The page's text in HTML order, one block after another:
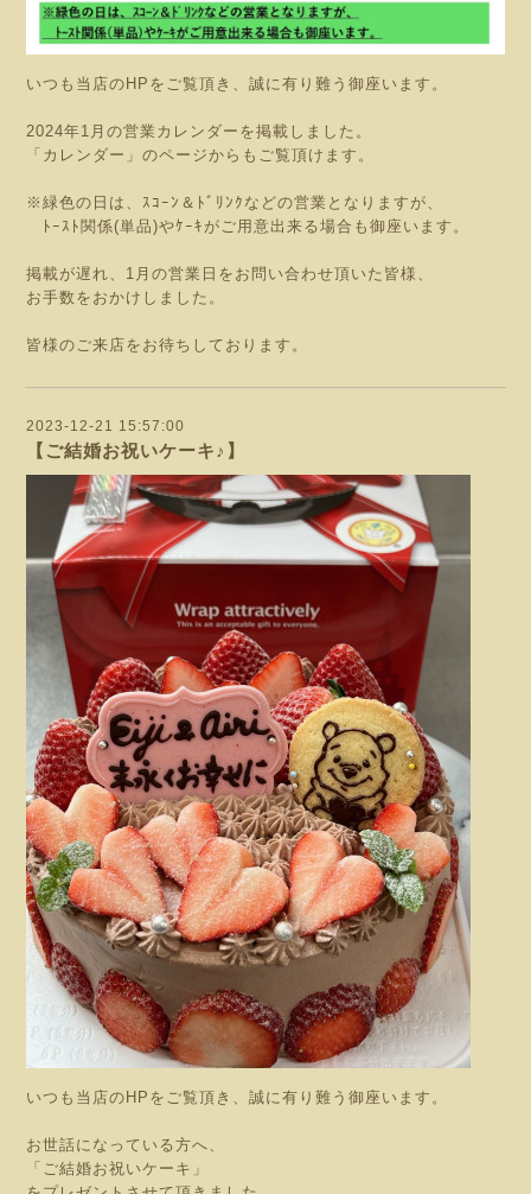
いつも当店のHPをご覧頂き、誠に有り難う御座います。
2024年1月の営業カレンダーを掲載しました。
「カレンダー」のページからもご覧頂けます。
※緑色の日は、ｽｺｰﾝ＆ﾄﾞﾘﾝｸなどの営業となりますが、
ﾄｰｽﾄ関係(単品)やｹｰｷがご用意出来る場合も御座います。
掲載が遅れ、1月の営業日をお問い合わせ頂いた皆様、
お手数をおかけしました。
皆様のご来店をお待ちしております。
2023-12-21 15:57:00
【ご結婚お祝いケーキ♪】
いつも当店のHPをご覧頂き、誠に有り難う御座います。
お世話になっている方へ、
「ご結婚お祝いケーキ」